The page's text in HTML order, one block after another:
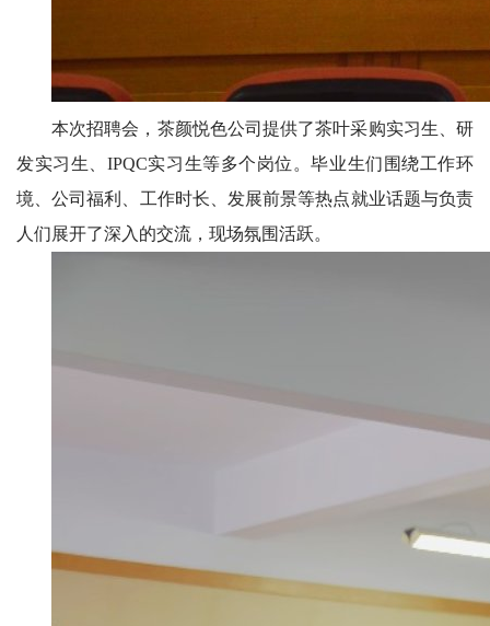
本次招聘会，茶颜悦色公司提供了茶叶采购实习生、研
发实习生、IPQC实习生等多个岗位。毕业生们围绕工作环
境、公司福利、工作时长、发展前景等热点就业话题与负责
人们展开了深入的交流，现场氛围活跃。